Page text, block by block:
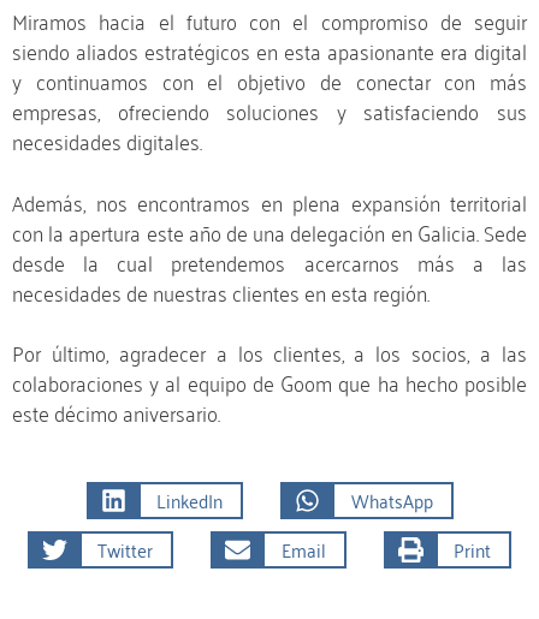
Miramos hacia el futuro con el compromiso de seguir
siendo aliados estratégicos en esta apasionante era digital
y continuamos con el objetivo de conectar con más
empresas, ofreciendo soluciones y satisfaciendo sus
necesidades digitales.
Además, nos encontramos en plena expansión territorial
con la apertura este año de una delegación en Galicia. Sede
desde la cual pretendemos acercarnos más a las
necesidades de nuestras clientes en esta región.
Por último, agradecer a los clientes, a los socios, a las
colaboraciones y al equipo de Goom que ha hecho posible
este décimo aniversario.
LinkedIn
WhatsApp
Twitter
Email Print